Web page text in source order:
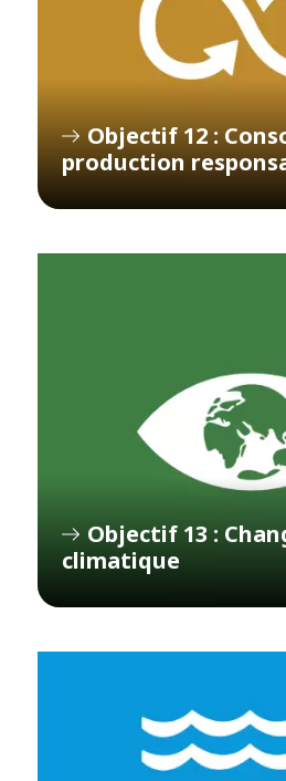
Objectif 12 :
production
Objectif 13 :
climatique